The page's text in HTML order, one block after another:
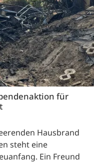
für
Hausbrand
steht eine
Ein Freund